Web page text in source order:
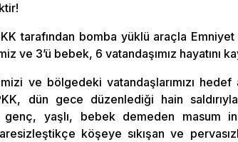
tarafından bomba yüklü araçla Emniyet
ve 3’ü bebek, 6 vatandaşımız hayatını
ve bölgedeki vatandaşlarımızı hedef
dün gece düzenlediği hain
yaşlı, bebek demeden masum
köşeye sıkışan ve